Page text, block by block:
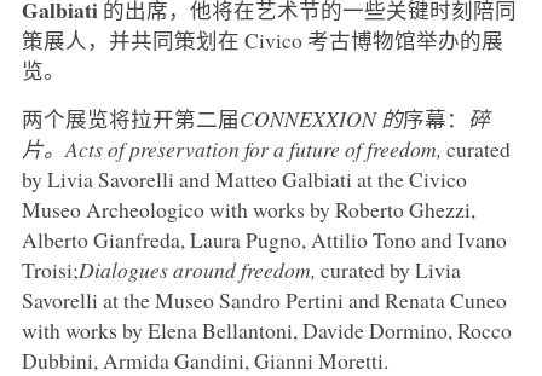
Galbiati 的出席，他将在艺术节的一些关键时刻陪同
策展人，并共同策划在 Civico 考古博物馆举办的展
览。
两个展览将拉开第二届CONNEXXION 的序幕： 碎
片。Acts of preservation for a future of freedom, curated
by Livia Savorelli and Matteo Galbiati at the Civico
Museo Archeologico with works by Roberto Ghezzi,
Alberto Gianfreda, Laura Pugno, Attilio Tono and Ivano
Troisi;Dialogues around freedom, curated by Livia
Savorelli at the Museo Sandro Pertini and Renata Cuneo
with works by Elena Bellantoni, Davide Dormino, Rocco
Dubbini, Armida Gandini, Gianni Moretti.